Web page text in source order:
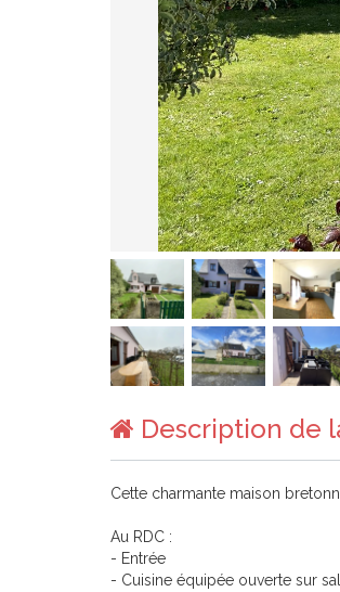
Description de
Cette charmante maison
Au RDC :
- Entrée
- Cuisine équipée ouverte sur